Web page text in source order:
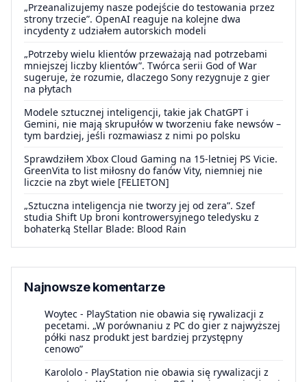
„Przeanalizujemy nasze podejście do testowania przez
strony trzecie”. OpenAI reaguje na kolejne dwa
incydenty z udziałem autorskich modeli
„Potrzeby wielu klientów przeważają nad potrzebami
mniejszej liczby klientów”. Twórca serii God of War
sugeruje, że rozumie, dlaczego Sony rezygnuje z gier
na płytach
Modele sztucznej inteligencji, takie jak ChatGPT i
Gemini, nie mają skrupułów w tworzeniu fake newsów –
tym bardziej, jeśli rozmawiasz z nimi po polsku
Sprawdziłem Xbox Cloud Gaming na 15-letniej PS Vicie.
GreenVita to list miłosny do fanów Vity, niemniej nie
liczcie na zbyt wiele [FELIETON]
„Sztuczna inteligencja nie tworzy jej od zera”. Szef
studia Shift Up broni kontrowersyjnego teledysku z
bohaterką Stellar Blade: Blood Rain
Najnowsze komentarze
Woytec - PlayStation nie obawia się rywalizacji z
pecetami. „W porównaniu z PC do gier z najwyższej
półki nasz produkt jest bardziej przystępny
cenowo”
Karololo - PlayStation nie obawia się rywalizacji z